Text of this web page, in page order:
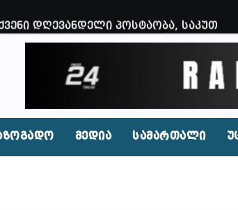
დღევანდელი პოსტაობა, საკუთარ
ტარაკნებიან, უჰაერო საკანში,
კახეთში ქორწილის დროს?
რომლებსაც საბავშვი ბაღებში
ნამდვილად არის რეაგირება საჭირო
ცხელ დღეებში? –
მედია სამართალი